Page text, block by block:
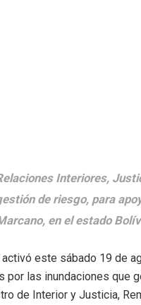
Interiores,
de riesgo, para
en el estado
activó este sábado 19 de
por las inundaciones que
de Interior y Justicia,